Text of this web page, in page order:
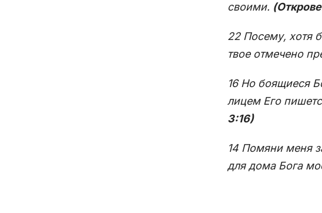
своими.
22 Посему, хотя
твое отмечено
16 Но боящиеся
лицем Его
3:16)
14 Помяни меня
для дома Бога